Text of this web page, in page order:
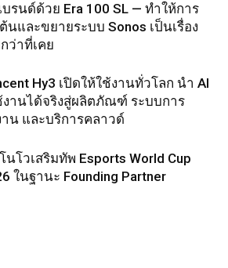
รนด์ด้วย Era 100 SL — ทำให้การ
นและขยายระบบ Sonos เป็นเรื่อง
ว่าที่เคย
Hy3 เปิดให้ใช้งานทั่วโลก นำ AI
งานได้จริงสู่ผลิตภัณฑ์ ระบบการ
น และบริการคลาวด์
นโวเสริมทัพ Esports World Cup
ในฐานะ Founding Partner